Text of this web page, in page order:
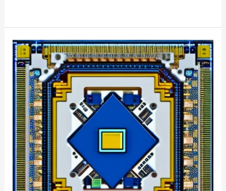
STM32-
Mikrocontroller
STM32F405